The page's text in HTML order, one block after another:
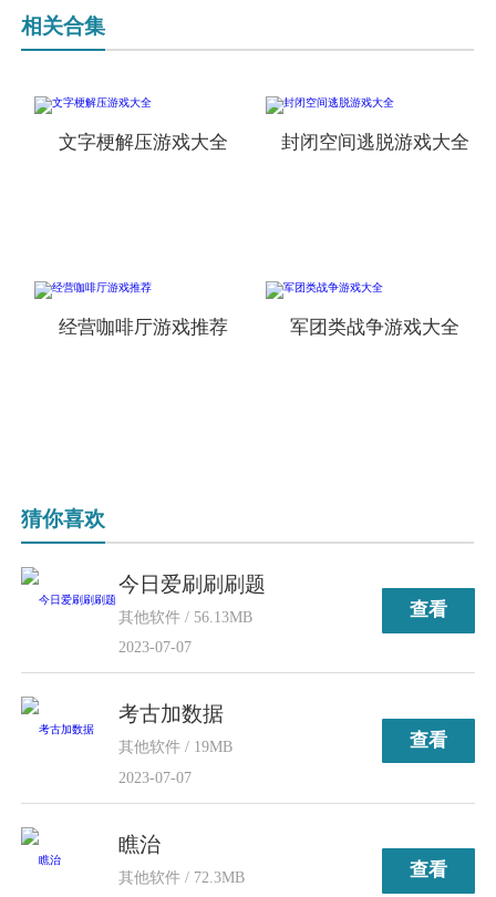
相关合集
文字梗解压游戏大全 封闭空间逃脱游戏大全
经营咖啡厅游戏推荐 军团类战争游戏大全
猜你喜欢
今日爱刷刷刷题
其他软件 / 56.13MB
2023-07-07
查看
考古加数据
其他软件 / 19MB
2023-07-07
查看
瞧治
其他软件 / 72.3MB
查看